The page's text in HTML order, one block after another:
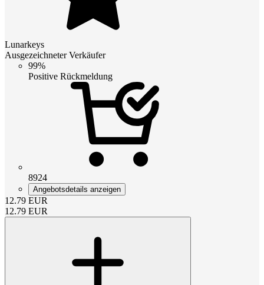
Lunarkeys
Ausgezeichneter Verkäufer
99%
Positive Rückmeldung
8924
Angebotsdetails anzeigen
12.79 EUR
12.79 EUR